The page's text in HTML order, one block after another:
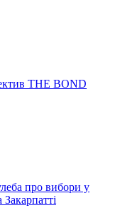
THE BOND
про вибори у